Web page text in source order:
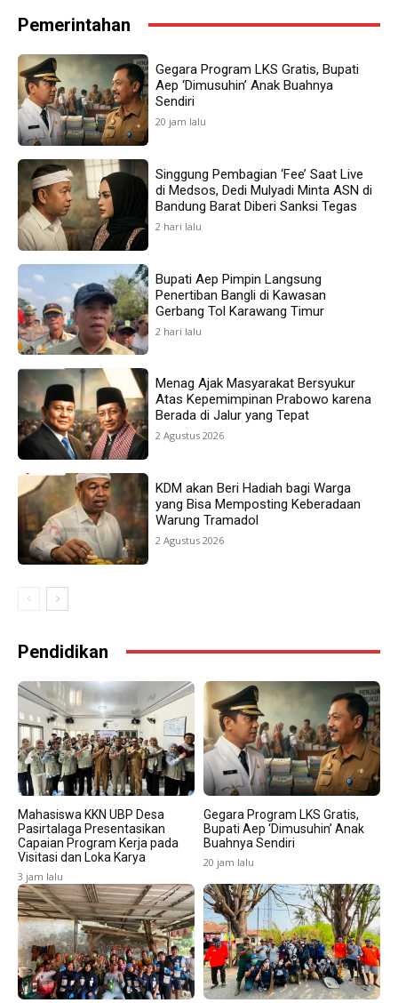
Pemerintahan
Gegara Program LKS Gratis, Bupati
Aep ‘Dimusuhin’ Anak Buahnya
Sendiri
20 jam lalu
Singgung Pembagian ‘Fee’ Saat Live
di Medsos, Dedi Mulyadi Minta ASN di
Bandung Barat Diberi Sanksi Tegas
2 hari lalu
Bupati Aep Pimpin Langsung
Penertiban Bangli di Kawasan
Gerbang Tol Karawang Timur
2 hari lalu
Menag Ajak Masyarakat Bersyukur
Atas Kepemimpinan Prabowo karena
Berada di Jalur yang Tepat
2 Agustus 2026
KDM akan Beri Hadiah bagi Warga
yang Bisa Memposting Keberadaan
Warung Tramadol
2 Agustus 2026
Pendidikan
Mahasiswa KKN UBP Desa
Pasirtalaga Presentasikan
Capaian Program Kerja pada
Visitasi dan Loka Karya
3 jam lalu
Gegara Program LKS Gratis,
Bupati Aep ‘Dimusuhin’ Anak
Buahnya Sendiri
20 jam lalu